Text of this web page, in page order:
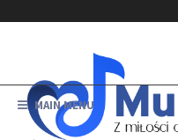
MAIN MENU